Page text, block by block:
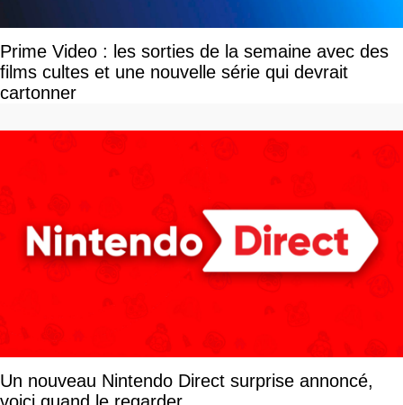
Prime Video : les sorties de la semaine avec des
films cultes et une nouvelle série qui devrait
cartonner
Un nouveau Nintendo Direct surprise annoncé,